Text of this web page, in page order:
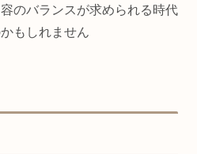
のバランスが求められる時代
もしれません